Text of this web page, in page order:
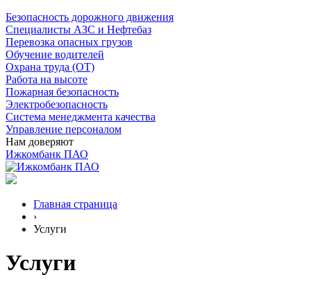
Безопасность дорожного движения
Специалисты АЗС и Нефтебаз
Перевозка опасных грузов
Обучение водителей
Охрана труда (ОТ)
Работа на высоте
Пожарная безопасность
Электробезопасность
Система менеджмента качества
Управление персоналом
Нам доверяют
Ижкомбанк ПАО
Главная страница
›
Услуги
Услуги